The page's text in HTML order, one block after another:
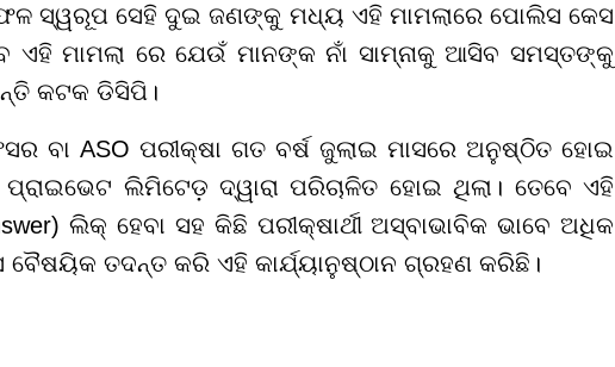
ଫଳ ସ୍ୱରୂପ ସେହି ଦୁଇ ଜଣଙ୍କୁ ମଧ୍ୟ ଏହି ମାମଲାରେ ପୋଲିସ କେସ
ଏହି ମାମଲା ରେ ଯେଉଁ ମାନଙ୍କ ନାଁ ସାମ୍ନାକୁ ଆସିବ ସମସ୍ତଙ୍କୁ
କଟକ ଡିସିପି।
ବା ASO ପରୀକ୍ଷା ଗତ ବର୍ଷ ଜୁଲାଇ ମାସରେ ଅନୁଷ୍ଠିତ ହୋଇ
ଲିମିଟେଡ଼ ଦ୍ୱାରା ପରିଚାଳିତ ହୋଇ ଥିଲା। ତେବେ ଏହି
ଲିକ୍ ହେବା ସହ କିଛି ପରୀକ୍ଷାର୍ଥୀ ଅସ୍ବାଭାବିକ ଭାବେ ଅଧିକ
ତଦନ୍ତ କରି ଏହି କାର୍ଯ୍ୟାନୁଷ୍ଠାନ ଗ୍ରହଣ କରିଛି।